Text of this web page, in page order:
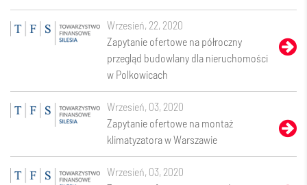
wrzesień, 22, 2020
Zapytanie ofertowe na półroczny
przegląd budowlany dla nieruchomości
w Polkowicach
wrzesień, 03, 2020
Zapytanie ofertowe na montaż
klimatyzatora w Warszawie
wrzesień, 03, 2020